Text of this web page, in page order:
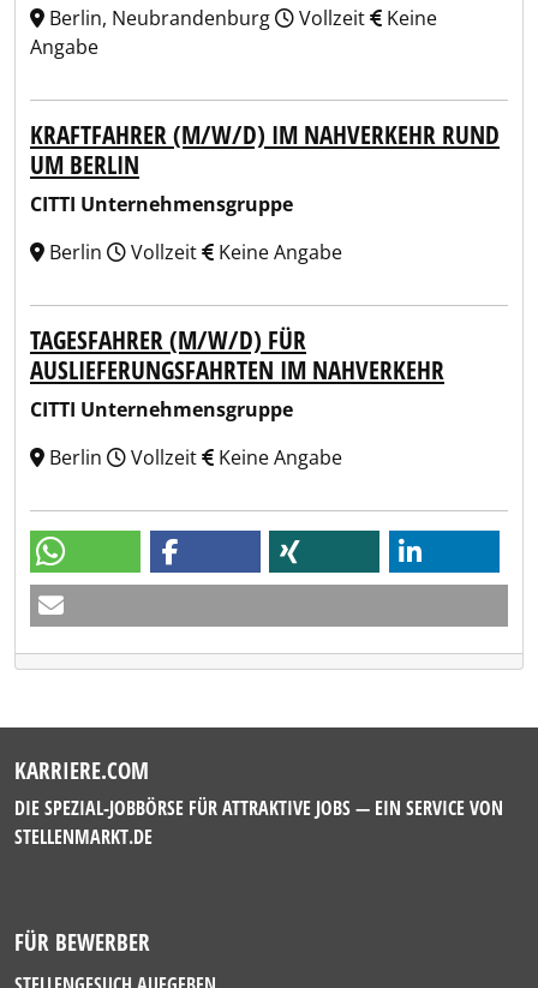
Berlin, Neubrandenburg
Vollzeit
Keine
Angabe
KRAFTFAHRER (M/W/D) IM NAHVERKEHR RUND
UM BERLIN
CITTI Unternehmensgruppe
Berlin
Vollzeit Keine Angabe
TAGESFAHRER (M/W/D) FÜR
AUSLIEFERUNGSFAHRTEN IM NAHVERKEHR
CITTI Unternehmensgruppe
Berlin
Vollzeit Keine Angabe
KARRIERE.COM
DIE SPEZIAL-JOBBÖRSE FÜR ATTRAKTIVE JOBS — EIN SERVICE VON
STELLENMARKT.DE
FÜR BEWERBER